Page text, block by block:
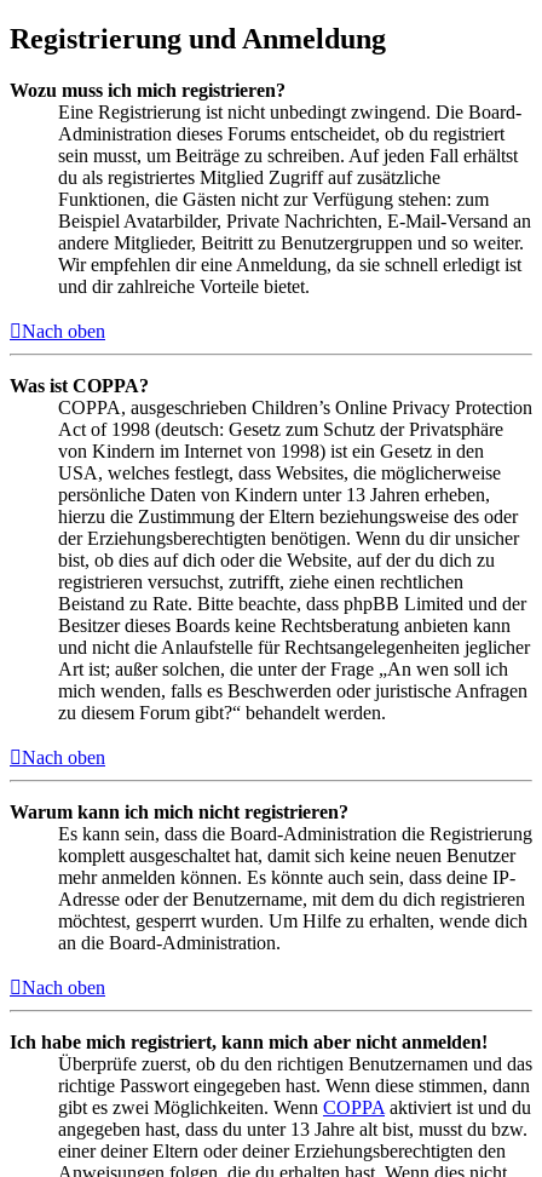
Registrierung und Anmeldung
Wozu muss ich mich registrieren?
Eine Registrierung ist nicht unbedingt zwingend. Die Board-
Administration dieses Forums entscheidet, ob du registriert
sein musst, um Beiträge zu schreiben. Auf jeden Fall erhältst
du als registriertes Mitglied Zugriff auf zusätzliche
Funktionen, die Gästen nicht zur Verfügung stehen: zum
Beispiel Avatarbilder, Private Nachrichten, E-Mail-Versand an
andere Mitglieder, Beitritt zu Benutzergruppen und so weiter.
Wir empfehlen dir eine Anmeldung, da sie schnell erledigt ist
und dir zahlreiche Vorteile bietet.
Nach oben
Was ist COPPA?
COPPA, ausgeschrieben Children’s Online Privacy Protection
Act of 1998 (deutsch: Gesetz zum Schutz der Privatsphäre
von Kindern im Internet von 1998) ist ein Gesetz in den
USA, welches festlegt, dass Websites, die möglicherweise
persönliche Daten von Kindern unter 13 Jahren erheben,
hierzu die Zustimmung der Eltern beziehungsweise des oder
der Erziehungsberechtigten benötigen. Wenn du dir unsicher
bist, ob dies auf dich oder die Website, auf der du dich zu
registrieren versuchst, zutrifft, ziehe einen rechtlichen
Beistand zu Rate. Bitte beachte, dass phpBB Limited und der
Besitzer dieses Boards keine Rechtsberatung anbieten kann
und nicht die Anlaufstelle für Rechtsangelegenheiten jeglicher
Art ist; außer solchen, die unter der Frage „An wen soll ich
mich wenden, falls es Beschwerden oder juristische Anfragen
zu diesem Forum gibt?“ behandelt werden.
Nach oben
Warum kann ich mich nicht registrieren?
Es kann sein, dass die Board-Administration die Registrierung
komplett ausgeschaltet hat, damit sich keine neuen Benutzer
mehr anmelden können. Es könnte auch sein, dass deine IP-
Adresse oder der Benutzername, mit dem du dich registrieren
möchtest, gesperrt wurden. Um Hilfe zu erhalten, wende dich
an die Board-Administration.
Nach oben
Ich habe mich registriert, kann mich aber nicht anmelden!
Überprüfe zuerst, ob du den richtigen Benutzernamen und das
richtige Passwort eingegeben hast. Wenn diese stimmen, dann
gibt es zwei Möglichkeiten. Wenn COPPA aktiviert ist und du
angegeben hast, dass du unter 13 Jahre alt bist, musst du bzw.
einer deiner Eltern oder deiner Erziehungsberechtigten den
Anweisungen folgen, die du erhalten hast. Wenn dies nicht